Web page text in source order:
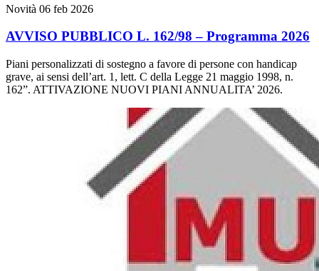
Novità 06 feb 2026
AVVISO PUBBLICO L. 162/98 – Programma 2026
Piani personalizzati di sostegno a favore di persone con handicap
grave, ai sensi dell’art. 1, lett. C della Legge 21 maggio 1998, n.
162”. ATTIVAZIONE NUOVI PIANI ANNUALITA’ 2026.